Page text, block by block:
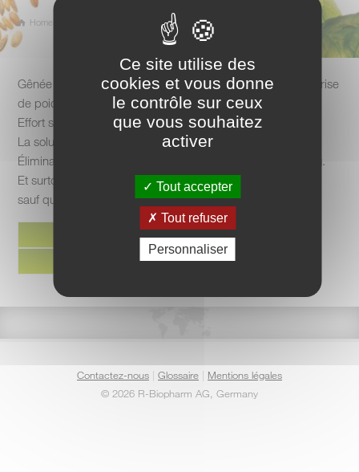
Home Gastrointestinal Complaints
Gênée par des ballonnements et depuis peu une petite prise
de poids désagréable localisée sur l’abdomen.
Effort sportif, pas de résultat !
La solution , un test ImuPro
Élimination du gluten, et depuis j’ai gentiment reperdu 3 kg.
Et surtout
plus de sentiment d’inconfort après les repas
sauf quand je fais des écarts mais là je sais pourquoi…
Contactez-nous | Glossaire | Mentions légales
© 2026 R-Biopharm AG, Germany
Ce site utilise des
cookies et vous donne
le contrôle sur ceux
que vous souhaitez
activer
Tout accepter
Tout refuser
Personnaliser